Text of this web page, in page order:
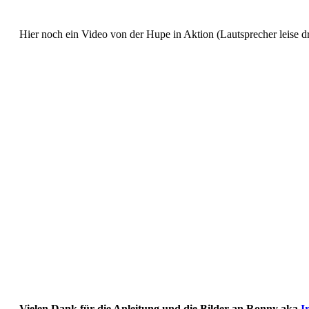
Hier noch ein Video von der Hupe in Aktion (Lautsprecher leise